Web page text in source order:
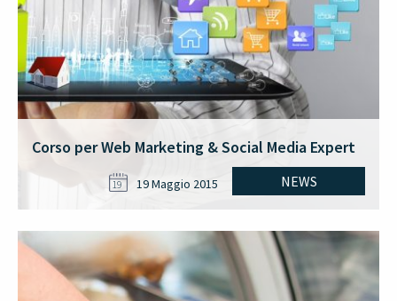
Corso per Web Marketing & Social Media Expert
NEWS
19 19 Maggio 2015